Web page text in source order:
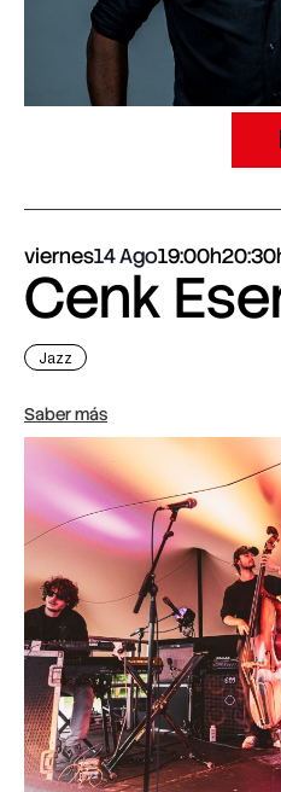
viernes14 Ago19:00h
Cenk
Jazz
Saber más